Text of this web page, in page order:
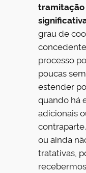
tramitação
grau de
processo
poucas
estender
quando há
adicionais
ou ainda
tratativas,